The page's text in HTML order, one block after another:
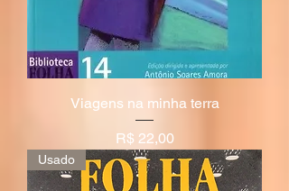
Viagens na minha terra
Preço
R$ 22,00
Usado